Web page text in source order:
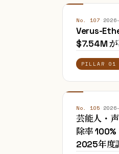
No. 107
Verus-
$7.54M
PILLAR 01
No. 105
芸能人・
除率
2025年度